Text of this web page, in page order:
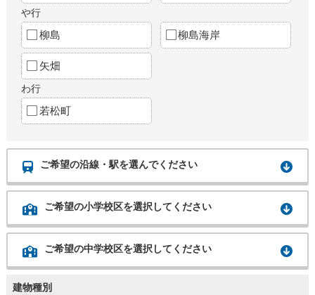
や行
柳島 柳島海岸
矢畑
わ行
若松町
ご希望の沿線・駅を選んでください
ご希望の小学校区を選択してください
ご希望の中学校区を選択してください
建物種別